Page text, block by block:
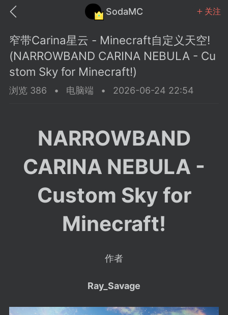
SodaMC 关注
教程 材质 社区
潮涌核心
永久赞助者
社区规则
议贴】SodaMC 的改进与建议 🧃
在这里畅所欲言，提出你对 社区功能、
窄带Carina星云 - Minecraft自定义天空!
(NARROWBAND CARINA NEBULA - Cu
stom Sky for Minecraft!)
浏览 386 • 电脑端 • 2026-06-24 22:54
NARROWBAND
CARINA NEBULA -
Custom Sky for
Minecraft!
作者
Ray_Savage